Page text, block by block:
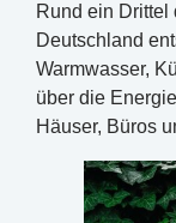
Rund ein Drittel
Deutschland
Warmwasser,
über die
Häuser, Büros